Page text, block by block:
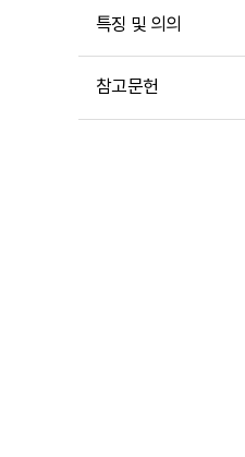
특징 및 의의
참고문헌